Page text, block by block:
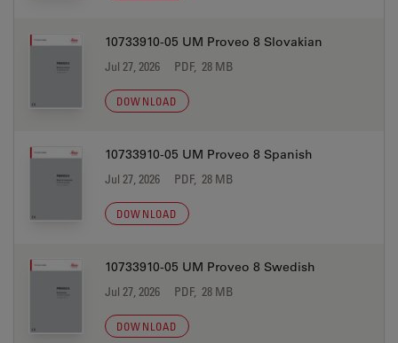
10733910-05 UM Proveo 8 Slovakian
Jul 27, 2026 PDF, 28 MB
DOWNLOAD
10733910-05 UM Proveo 8 Spanish
Jul 27, 2026 PDF, 28 MB
DOWNLOAD
10733910-05 UM Proveo 8 Swedish
Jul 27, 2026 PDF, 28 MB
DOWNLOAD